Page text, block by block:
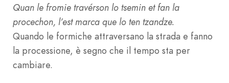
Quan le fromie travérson lo tsemin et fan la
procechon, l’est marca que lo ten tzandze.
Quando le formiche attraversano la strada e fanno
la processione, è segno che il tempo sta per
cambiare.